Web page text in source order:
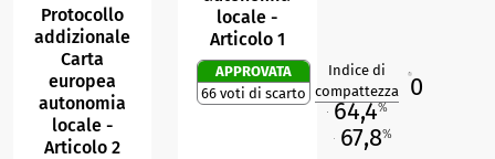
Protocollo
addizionale
Carta
europea
autonomia
locale -
Articolo 2
locale -
Articolo 1
APPROVATA
66 voti di scarto
Indice di
compattezza
64,4%
67,8%
0